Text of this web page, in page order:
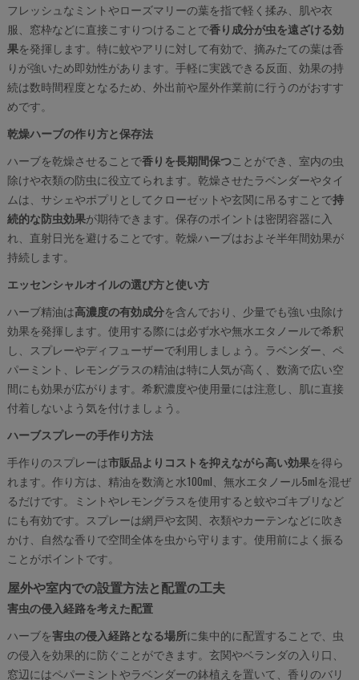
フレッシュなミントやローズマリーの葉を指で軽く揉み、肌や衣
服、窓枠などに直接こすりつけることで香り成分が虫を遠ざける効
果を発揮します。特に蚊やアリに対して有効で、摘みたての葉は香
りが強いため即効性があります。手軽に実践できる反面、効果の持
続は数時間程度となるため、外出前や屋外作業前に行うのがおすす
めです。
乾燥ハーブの作り方と保存法
ハーブを乾燥させることで香りを長期間保つことができ、室内の虫
除けや衣類の防虫に役立てられます。乾燥させたラベンダーやタイ
ムは、サシェやポプリとしてクローゼットや玄関に吊るすことで持
続的な防虫効果が期待できます。保存のポイントは密閉容器に入
れ、直射日光を避けることです。乾燥ハーブはおよそ半年間効果が
持続します。
エッセンシャルオイルの選び方と使い方
ハーブ精油は高濃度の有効成分を含んでおり、少量でも強い虫除け
効果を発揮します。使用する際には必ず水や無水エタノールで希釈
し、スプレーやディフューザーで利用しましょう。ラベンダー、ペ
パーミント、レモングラスの精油は特に人気が高く、数滴で広い空
間にも効果が広がります。希釈濃度や使用量には注意し、肌に直接
付着しないよう気を付けましょう。
ハーブスプレーの手作り方法
手作りのスプレーは市販品よりコストを抑えながら高い効果を得ら
れます。作り方は、精油を数滴と水100ml、無水エタノール5mlを混ぜ
るだけです。ミントやレモングラスを使用すると蚊やゴキブリなど
にも有効です。スプレーは網戸や玄関、衣類やカーテンなどに吹き
かけ、自然な香りで空間全体を虫から守ります。使用前によく振る
ことがポイントです。
屋外や室内での設置方法と配置の工夫
害虫の侵入経路を考えた配置
ハーブを害虫の侵入経路となる場所に集中的に配置することで、虫
の侵入を効果的に防ぐことができます。玄関やベランダの入り口、
窓辺にはペパーミントやラベンダーの鉢植えを置いて、香りのバリ